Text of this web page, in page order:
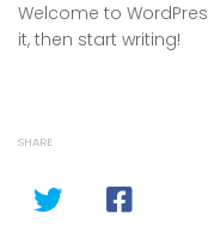
Welcome to
it, then start writing!
SHARE